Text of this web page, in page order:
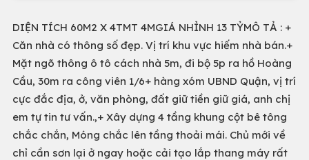
DIỆN TÍCH 60M2 X 4TMT 4MGIÁ NHỈNH 13 TỶMÔ TẢ : +
Căn nhà có thông số đẹp. Vị trí khu vực hiếm nhà bán.+
Mặt ngõ thông ô tô cách nhà 5m, đi bộ 5p ra hồ Hoàng
Cầu, 30m ra công viên 1/6+ hàng xóm UBND Quận, vị trí
cực đắc địa, ở, văn phòng, đất giữ tiền giữ giá, anh chị
em tự tin tư vấn.,+ Xây dựng 4 tầng khung cột bê tông
chắc chắn, Móng chắc lên tầng thoải mái. Chủ mới về
chỉ cần sơn lại ở ngay hoặc cải tạo lắp thang máy rất